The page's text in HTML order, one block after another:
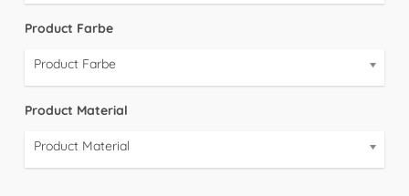
Product Farbe
Product Farbe
Product Material
Product Material